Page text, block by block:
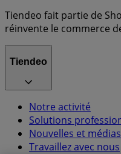
Tiendeo fait partie de
réinvente le commerce
Tiendeo
Notre activité
Solutions
Nouvelles et médias
Travaillez avec nous